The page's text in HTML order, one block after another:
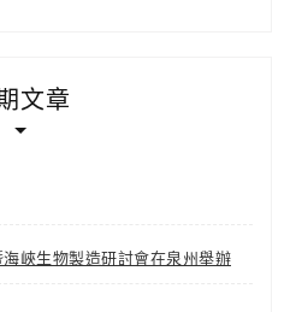
文章
峽生物製造研討會在泉州舉辦